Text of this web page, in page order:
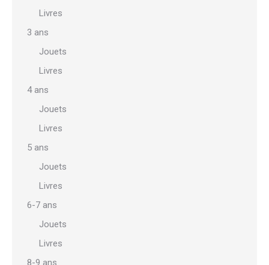
Livres
3 ans
Jouets
Livres
4 ans
Jouets
Livres
5 ans
Jouets
Livres
6-7 ans
Jouets
Livres
8-9 ans